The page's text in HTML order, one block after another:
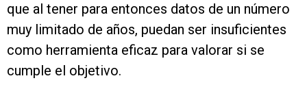
que al tener para entonces datos de un número
muy limitado de años, puedan ser insuficientes
como herramienta eficaz para valorar si se
cumple el objetivo.